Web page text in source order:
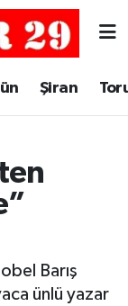
Şiran
Barış
ünlü yazar